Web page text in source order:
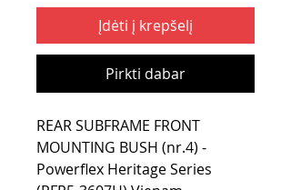
Įdėti į krepšelį
Pirkti dabar
REAR SUBFRAME FRONT
MOUNTING BUSH (nr.4) -
Powerflex Heritage Series